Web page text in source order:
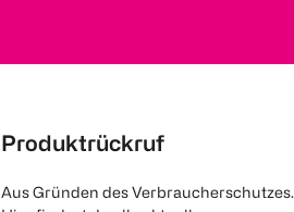
Produktrückruf
Aus Gründen des Verbraucherschutzes.